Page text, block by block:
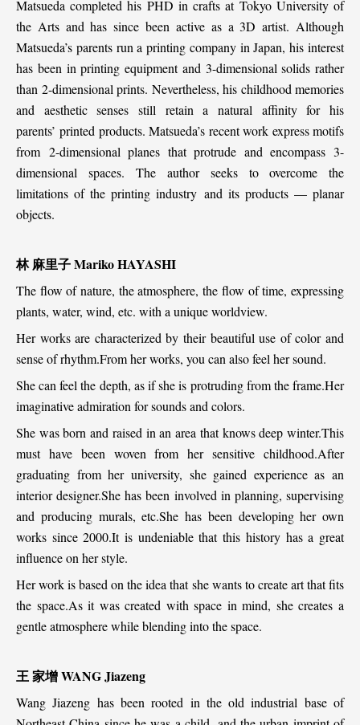
Matsueda completed his PHD in crafts at Tokyo University of
the Arts and has since been active as a 3D artist. Although
Matsueda’s parents run a printing company in Japan, his interest
has been in printing equipment and 3-dimensional solids rather
than 2-dimensional prints. Nevertheless, his childhood memories
and aesthetic senses still retain a natural affinity for his
parents’ printed products. Matsueda’s recent work express motifs
from 2-dimensional planes that protrude and encompass 3-
dimensional spaces. The author seeks to overcome the
limitations of the printing industry and its products — planar
objects.
林 麻里子Mariko HAYASHI
The flow of nature, the atmosphere, the flow of time, expressing
plants, water, wind, etc. with a unique worldview.
Her works are characterized by their beautiful use of color and
sense of rhythm.From her works, you can also feel her sound.
She can feel the depth, as if she is protruding from the frame.Her
imaginative admiration for sounds and colors.
She was born and raised in an area that knows deep winter.This
must have been woven from her sensitive childhood.After
graduating from her university, she gained experience as an
interior designer.She has been involved in planning, supervising
and producing murals, etc.She has been developing her own
works since 2000.​It is undeniable that this history has a great
influence on her style.
Her work is based on the idea that she wants to create art that fits
the space.As it was created with space in mind, she creates a
gentle atmosphere while blending into the space.
王家增WANG Jiazeng
Wang Jiazeng has been rooted in the old industrial base of